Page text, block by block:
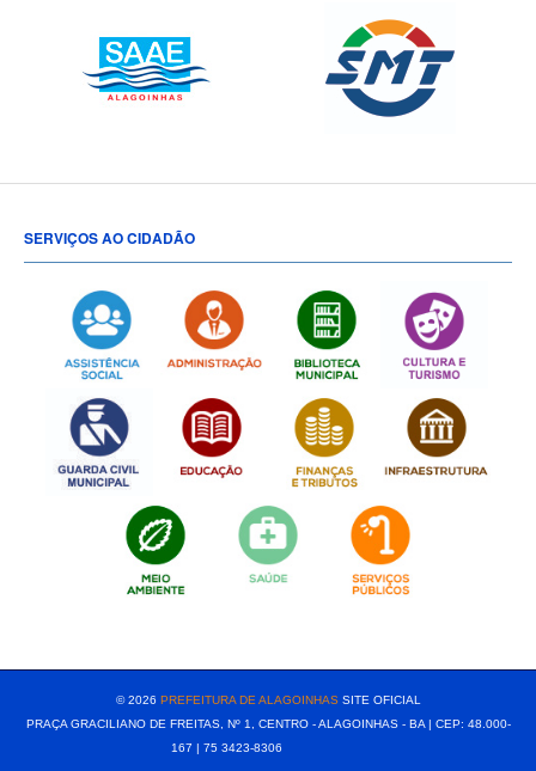
SERVIÇOS AO CIDADÃO
© 2026 PREFEITURA DE ALAGOINHASSITE OFICIAL
PRAÇA GRACILIANO DE FREITAS, Nº 1, CENTRO - ALAGOINHAS - BA | CEP: 48.000-
167 | 75 3423-8306⠀⠀⠀⠀⠀⠀⠀⠀⠀⠀